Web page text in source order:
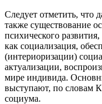
Следует отметить, что
также существование
психического
как социализация,
(интериоризации)
актуализации,
мире индивида.
выступают, по словам
социума.